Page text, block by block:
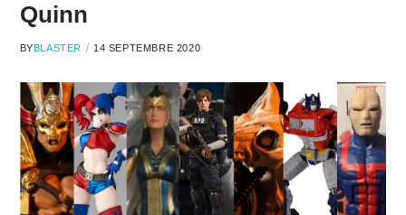
Quinn
BY BLASTER 14 SEPTEMBRE 2020